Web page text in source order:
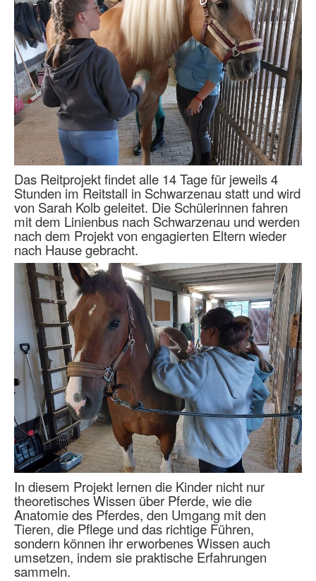
Das Reitprojekt findet alle 14 Tage für jeweils 4
Stunden im Reitstall in Schwarzenau statt und wird
von Sarah Kolb geleitet. Die Schülerinnen fahren
mit dem Linienbus nach Schwarzenau und werden
nach dem Projekt von engagierten Eltern wieder
nach Hause gebracht.
In diesem Projekt lernen die Kinder nicht nur
theoretisches Wissen über Pferde, wie die
Anatomie des Pferdes, den Umgang mit den
Tieren, die Pflege und das richtige Führen,
sondern können ihr erworbenes Wissen auch
umsetzen, indem sie praktische Erfahrungen
sammeln.